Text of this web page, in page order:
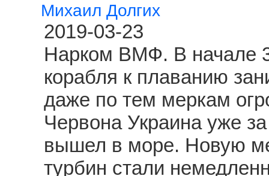
Михаил Долгих
2019-03-23
Нарком ВМФ. В начале
корабля к плаванию
даже по тем меркам
Червона Украина уже
вышел в море. Новую
турбин стали